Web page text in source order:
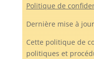
Politique de
Dernière mise à
Cette politique de
politiques et